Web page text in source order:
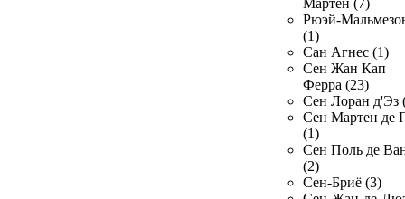
Мартен (7)
Рюэй-
(1)
Сан Агнес (1)
Сен Жан Кап
Ферра (23)
Сен Лоран д'Эз
Сен Мартен де
(1)
Сен Поль де
(2)
Сен-Бриё (3)